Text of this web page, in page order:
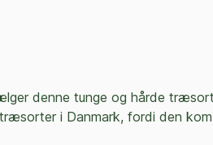
denne tunge og hårde
i Danmark, fordi den